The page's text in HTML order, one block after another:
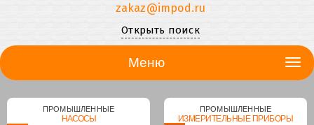
zakaz@impod.ru
Открыть поиск
Меню
ПРОМЫШЛЕННЫЕ
НАСОСЫ
ПРОМЫШЛЕННЫЕ
ИЗМЕРИТЕЛЬНЫЕ ПРИБОРЫ